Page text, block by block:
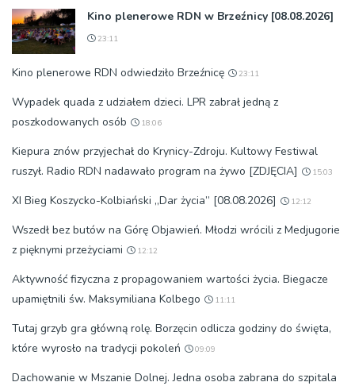
Kino plenerowe RDN w Brzeźnicy [08.08.2026]
23:11
Kino plenerowe RDN odwiedziło Brzeźnicę 23:11
Wypadek quada z udziałem dzieci. LPR zabrał jedną z
poszkodowanych osób
18:06
Kiepura znów przyjechał do Krynicy-Zdroju. Kultowy Festiwal
ruszył. Radio RDN nadawało program na żywo [ZDJĘCIA]
15:03
XI Bieg Koszycko-Kolbiański „Dar życia” [08.08.2026] 12:12
Wszedł bez butów na Górę Objawień. Młodzi wrócili z Medjugorie
z pięknymi przeżyciami
12:12
Aktywność fizyczna z propagowaniem wartości życia. Biegacze
upamiętnili św. Maksymiliana Kolbego
11:11
Tutaj grzyb gra główną rolę. Borzęcin odlicza godziny do święta,
które wyrosło na tradycji pokoleń
09:09
Dachowanie w Mszanie Dolnej. Jedna osoba zabrana do szpitala